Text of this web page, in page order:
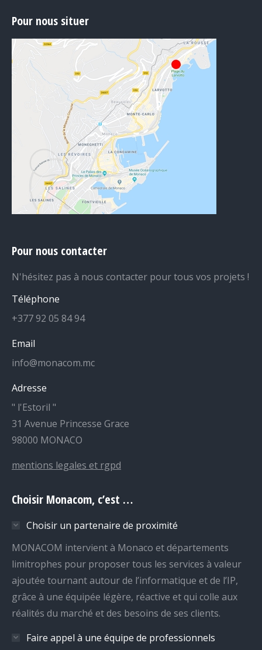
Pour nous situer
Pour nous contacter
N'hésitez pas à nous contacter pour tous vos projets !
Téléphone
+377 92 05 84 94
Email
info@monacom.mc
Adresse
" l'Estoril "
31 Avenue Princesse Grace
98000 MONACO
mentions legales et rgpd
Choisir Monacom, c’est …
Choisir un partenaire de proximité
MONACOM intervient à Monaco et départements
limitrophes pour proposer tous les services à valeur
ajoutée tournant autour de l’informatique et de l’IP,
grâce à une équipée légère, réactive et qui colle aux
réalités du marché et des besoins de ses clients.
Faire appel à une équipe de professionnels